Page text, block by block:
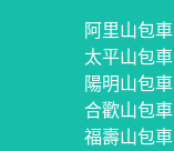
阿里山包車
太平山包車
陽明山包車
合歡山包車
福壽山包車